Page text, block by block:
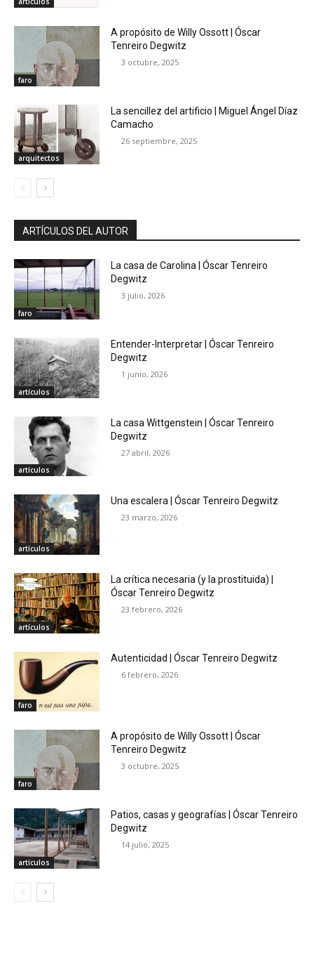
faro
A propósito de Willy Ossott | Óscar
Tenreiro Degwitz
3 octubre, 2025
arquitectos
La sencillez del artificio | Miguel Ángel Díaz
Camacho
26 septiembre, 2025
ARTÍCULOS DEL AUTOR
faro
La casa de Carolina | Óscar Tenreiro
Degwitz
3 julio, 2026
artículos
Entender-Interpretar | Óscar Tenreiro
Degwitz
1 junio, 2026
artículos
La casa Wittgenstein | Óscar Tenreiro
Degwitz
27 abril, 2026
artículos
Una escalera | Óscar Tenreiro Degwitz
23 marzo, 2026
artículos
La crítica necesaria (y la prostituida) |
Óscar Tenreiro Degwitz
23 febrero, 2026
faro
Autenticidad | Óscar Tenreiro Degwitz
6 febrero, 2026
faro
A propósito de Willy Ossott | Óscar
Tenreiro Degwitz
3 octubre, 2025
artículos
Patios, casas y geografías | Óscar Tenreiro
Degwitz
14 julio, 2025